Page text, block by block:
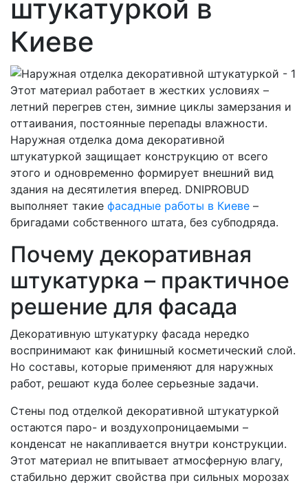
штукатуркой в
Киеве
Этот материал работает в жестких условиях –
летний перегрев стен, зимние циклы замерзания и
оттаивания, постоянные перепады влажности.
Наружная отделка дома декоративной
штукатуркой защищает конструкцию от всего
этого и одновременно формирует внешний вид
здания на десятилетия вперед. DNIPROBUD
выполняет такие фасадные работы в Киеве –
бригадами собственного штата, без субподряда.
Почему декоративная
штукатурка – практичное
решение для фасада
Декоративную штукатурку фасада нередко
воспринимают как финишный косметический слой.
Но составы, которые применяют для наружных
работ, решают куда более серьезные задачи.
Стены под отделкой декоративной штукатуркой
остаются паро- и воздухопроницаемыми –
конденсат не накапливается внутри конструкции.
Этот материал не впитывает атмосферную влагу,
стабильно держит свойства при сильных морозах